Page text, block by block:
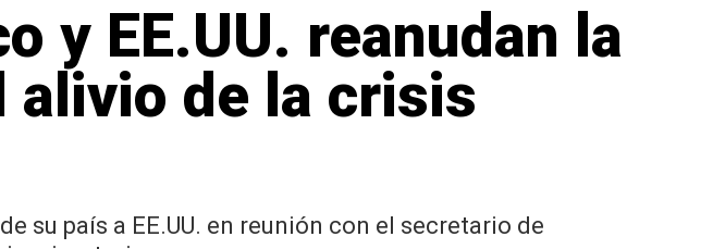
y EE.UU. reanudan la
alivio de la crisis
su país a EE.UU. en reunión con el secretario de